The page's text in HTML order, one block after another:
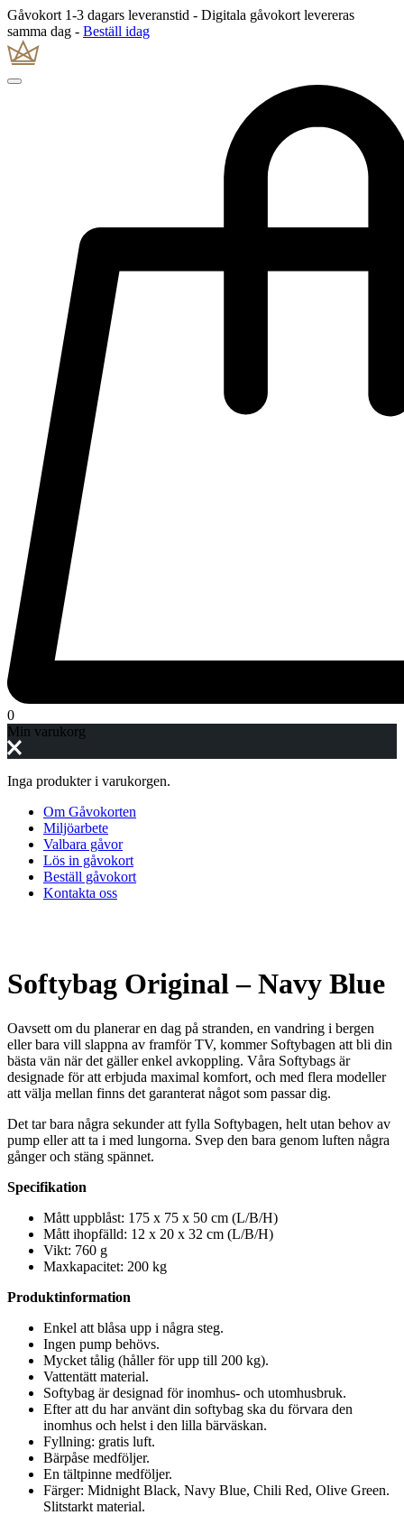
Gåvokort 1-3 dagars leveranstid - Digitala gåvokort levereras
samma dag - Beställ idag
0
Min varukorg
Inga produkter i varukorgen.
Om Gåvokorten
Miljöarbete
Valbara gåvor
Lös in gåvokort
Beställ gåvokort
Kontakta oss
Softybag Original – Navy Blue
Oavsett om du planerar en dag på stranden, en vandring i bergen
eller bara vill slappna av framför TV, kommer Softybagen att bli din
bästa vän när det gäller enkel avkoppling. Våra Softybags är
designade för att erbjuda maximal komfort, och med flera modeller
att välja mellan finns det garanterat något som passar dig.
Det tar bara några sekunder att fylla Softybagen, helt utan behov av
pump eller att ta i med lungorna. Svep den bara genom luften några
gånger och stäng spännet.
Specifikation
Mått uppblåst: 175 x 75 x 50 cm (L/B/H)
Mått ihopfälld: 12 x 20 x 32 cm (L/B/H)
Vikt: 760 g
Maxkapacitet: 200 kg
Produktinformation
Enkel att blåsa upp i några steg.
Ingen pump behövs.
Mycket tålig (håller för upp till 200 kg).
Vattentätt material.
Softybag är designad för inomhus- och utomhusbruk.
Efter att du har använt din softybag ska du förvara den
inomhus och helst i den lilla bärväskan.
Fyllning: gratis luft.
Bärpåse medföljer.
En tältpinne medföljer.
Färger: Midnight Black, Navy Blue, Chili Red, Olive Green.
Slitstarkt material.